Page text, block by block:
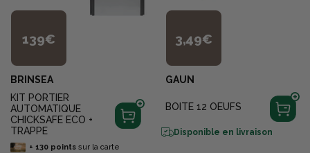
139€
BRINSEA
KIT PORTIER
AUTOMATIQUE
CHICKSAFE ECO +
TRAPPE
+ 130pointssur la carte
3,49€
GAUN
BOITE 12 OEUFS
Disponible en livraison